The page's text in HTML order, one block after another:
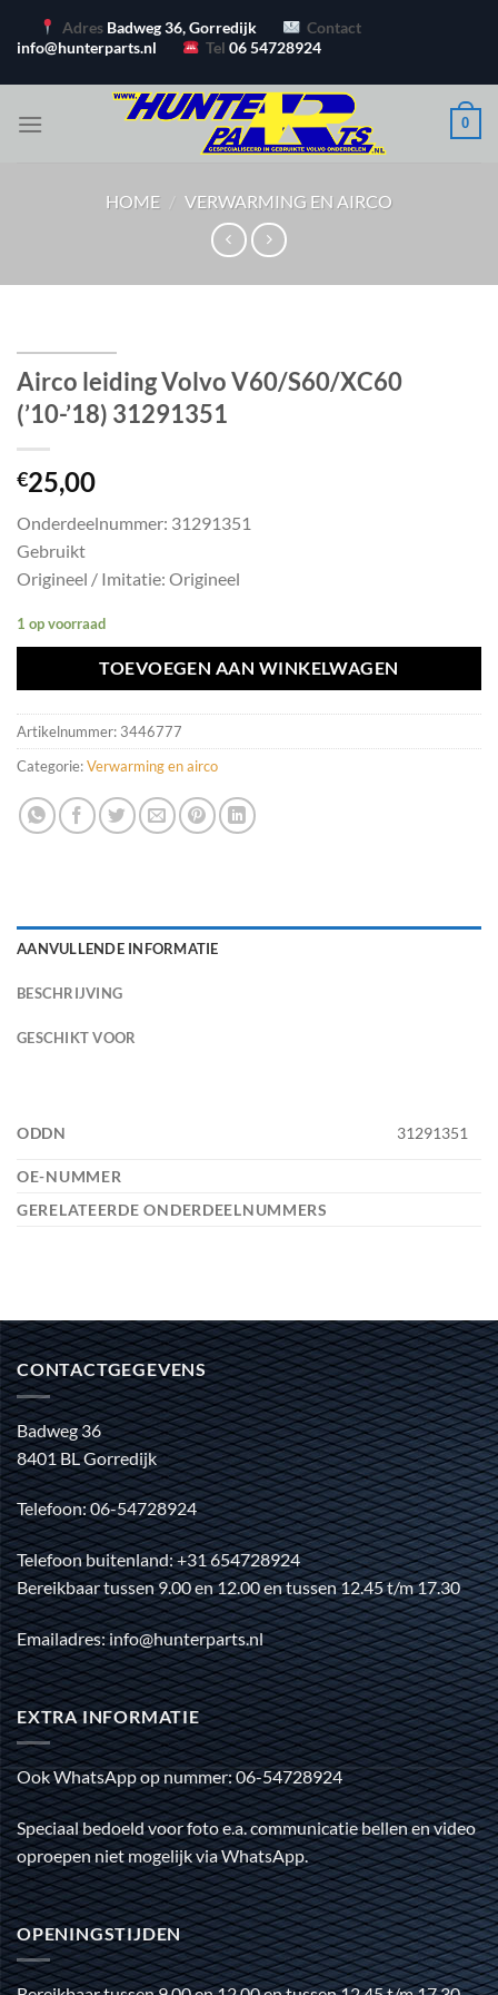
naar
Adres Badweg 36, Gorredijk
Contact
info@hunterparts.nl
Tel06 54728924
0
HOME / VERWARMING EN AIRCO
Airco leiding Volvo V60/S60/XC60
(’10-’18) 31291351
€25,00
Onderdeelnummer: 31291351
Gebruikt
Origineel / Imitatie: Origineel
1 op voorraad
TOEVOEGEN AAN WINKELWAGEN
Artikelnummer: 3446777
Categorie:Verwarming en airco
AANVULLENDE INFORMATIE
BESCHRIJVING
GESCHIKT VOOR
ODDN 31291351
OE-NUMMER
GERELATEERDE ONDERDEELNUMMERS
CONTACTGEGEVENS
Badweg 36
8401 BL Gorredijk
Telefoon: 06-54728924
Telefoon buitenland: +31 654728924
Bereikbaar tussen 9.00 en 12.00 en tussen 12.45 t/m 17.30
Emailadres: info@hunterparts.nl
EXTRA INFORMATIE
Ook WhatsApp op nummer: 06-54728924
Speciaal bedoeld voor foto e.a. communicatie bellen en video
oproepen niet mogelijk via WhatsApp.
OPENINGSTIJDEN